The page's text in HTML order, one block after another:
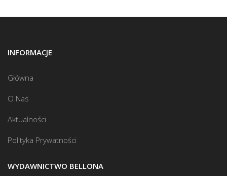
INFORMACJE
Główna
O Nas
Aktualności
Polityka Prywatności
WYDAWNICTWO BELLONA